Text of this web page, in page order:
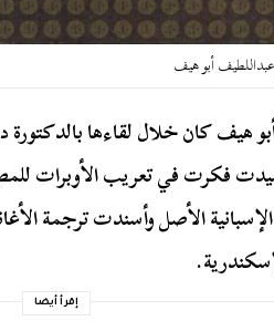
أبو هيف
هيف كان خلال لقاءها بالدكتورة
فكرت في تعريب الأوبرات
الأصل وأسندت ترجمة
إقرأ أيضا